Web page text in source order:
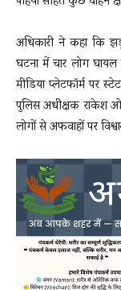
अधिकारी ने कहा कि
घटना में चार लोग
मीडिया प्लेटफॉर्म पर
पुलिस अधीक्षक राकेश
लोगों से अफवाहों पर